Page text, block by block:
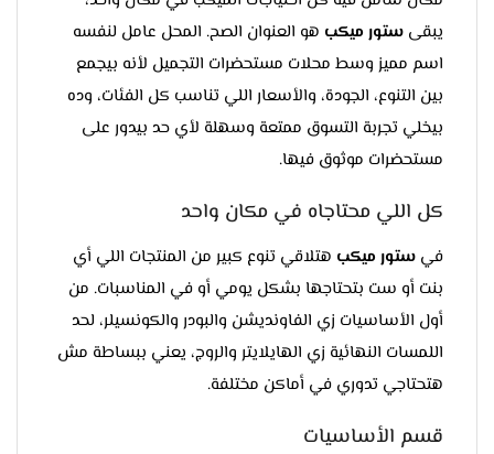
يبقى ستور ميكب هو العنوان الصح. المحل عامل لنفسه
اسم مميز وسط محلات مستحضرات التجميل لأنه بيجمع
بين التنوع، الجودة، والأسعار اللي تناسب كل الفئات، وده
بيخلي تجربة التسوق ممتعة وسهلة لأي حد بيدور على
مستحضرات موثوق فيها.
كل اللي محتاجاه في مكان واحد
في ستور ميكب هتلاقي تنوع كبير من المنتجات اللي أي
بنت أو ست بتحتاجها بشكل يومي أو في المناسبات. من
أول الأساسيات زي الفاونديشن والبودر والكونسيلر، لحد
اللمسات النهائية زي الهايلايتر والروج، يعني ببساطة مش
هتحتاجي تدوري في أماكن مختلفة.
قسم الأساسيات